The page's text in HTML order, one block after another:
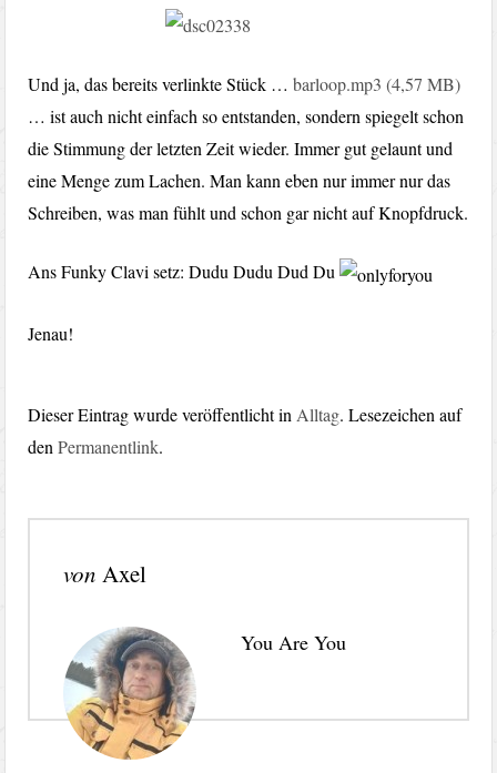
Und ja, das bereits verlinkte Stück …barloop.mp3 (4,57 MB)
… ist auch nicht einfach so entstanden, sondern spiegelt schon
die Stimmung der letzten Zeit wieder. Immer gut gelaunt und
eine Menge zum Lachen. Man kann eben nur immer nur das
Schreiben, was man fühlt und schon gar nicht auf Knopfdruck.
Ans Funky Clavi setz: Dudu Dudu Dud Du
Jenau!
Dieser Eintrag wurde veröffentlicht in Alltag. Lesezeichen auf
denPermanentlink.
vonAxel
You Are You